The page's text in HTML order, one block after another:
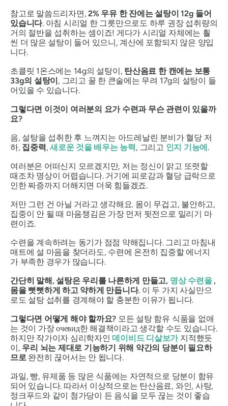
참고로 말씀드리자면,2% 우유 한 잔에는 설탕이 12g 들어
있습니다. 아침 시리얼 한 그릇만으로도 하루 권장 섭취량의
거의 절반을 섭취하는 셈이죠! 게다가 시리얼 자체에는 훨
씬 더 많은 설탕이 들어 있으니, 계산에 포함되지 않은 양입
니다.
초콜릿 1온스에는 14g의 설탕이, 탄산음료 한 캔에는 보통
33g의 설탕이, 그리고 꿀 한 큰술에는 무려 17g의 설탕이 들
어있을 수 있습니다.
그렇다면 이것이 여러분의 요가 수련과 무슨 관련이 있을까
요?
음, 설탕을 섭취한 후 느껴지는 아드레날린 분비가 혈당 저
하, 집중력,새로운 것을 배우는 능력, 그리고 인지 기능에.
여러분은 어떠신지 모르겠지만, 저는 정신이 맑고 또렷할
때조차 명상이 어렵습니다. 거기에 피로감과 혈당 급락으로
인한 짜증까지 더해지면 더욱 힘들겠죠.
저만 그런 건 아닐 거라고 생각해요. 몸이 무겁고, 불안하고,
집중이 안 될 때 마음챙김은 가장 먼저 뒷전으로 밀리기 마
련이죠.
수련을 계속하려는 동기가 점점 약해집니다. 그리고 마침내
매트에 설 마음을 찾더라도, 수련에 온전히 집중할 에너지
가 부족한 경우가 많습니다.
간단히 말해, 설탕은 우리를 나른하게 만들고, 명상 수련을,
몸을 뻣뻣하게 하고 약하게 만듭니다. 이 두 가지 사실만으
로도 설탕 섭취를 경계해야 할 충분한 이유가 됩니다.
그렇다면 어떻게 해야 할까요? 모든 설탕 함유 식품을 없애
는 것이 가장 очевид한 해결책이라고 생각할 수도 있습니다.
하지만 작가이자 심리학자인데이비드 디살보가지적했듯
이, 우리 뇌는 제대로 기능하기 위해 약간의 당분이 필요하
므로완전히 끊어서는 안 됩니다.
과일, 빵, 유제품 등 많은 식품에는 자연적으로 당분이 함유
되어 있습니다. 따라서 이상적으로는 탄산음료, 와인, 사탕,
정크푸드와 같이 첨가당이 든 음식을 모두 끊는 것이 좋습